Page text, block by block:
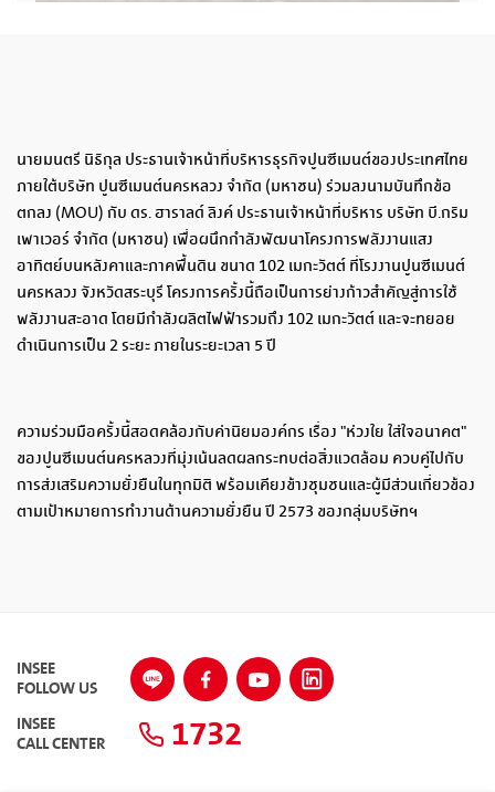
นายมนตรี นธกุล ประธานเจ้าหน้าที่บริหารธุรกิจปูนซีเมนต์ของประเทศไทย
ภายใต้บริษัท ปูนซีเมนต์นครหลวงจำกัด (มหาชน)ร่วมลงนามบันทึกข้อ
ตกลง (MOU)กับดร.ฮาราลด์ลิงค์ประธานเจ้าหน้าที่บริหาร บริษัท บี.กริม
เพาเวอร์จำกัด (มหาชน) เพื่อผนึกกำลังพัฒนาโครงการพลังงานแสง
อาทิตย์บนหลังคาและภาคพื้นดิน ขนาด 102เมกะวัตต์ที่โรงงานปูนซีเมนต์
นครหลวง จังหวัดสระบุรีโครงการครั้งนี้ถือเป็นการย่างก้าวสำคัญสู่การใช้
พลังงานสะอาดโดยมีกำลังผลิตไฟฟ้ารวมถึง 102เมกะวัตต์และจะทยอย
ดำเนินการเป็น2ระยะภายในระยะเวลา 5ป
ความร่วมมือครั้งนี้สอดคล้องกับค่านิยมองค์กร เรื่อง"ห่วงใยใส่ใจอนาคต"
ของปูนซีเมนต์นครหลวงที่มุ่งเน้นลดผลกระทบต่อสิ่งแวดล้อม ควบคู่ไปกับ
การส่งเสริมความยั่งยืนในทุกมิติพร้อมเคียงข้างชุมชนและผู้มีส่วนเกี่ยวข้อง
ตามเป้าหมายการทำงานด้านความยั่งยืนปี2573 ของกลุ่มบริษัทฯ
INSEE
FOLLOW US
INSEE
CALL CENTER 1732